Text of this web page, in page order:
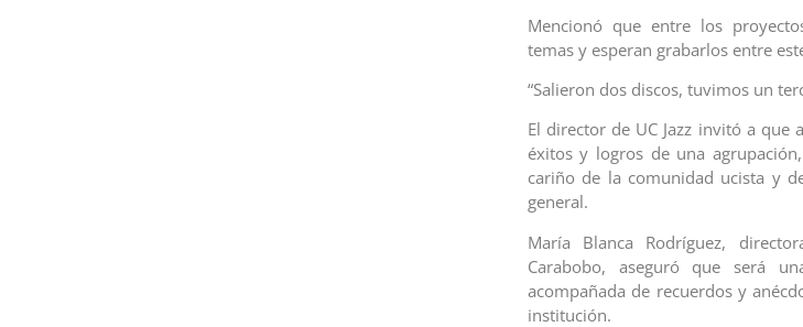
Mencionó que entre los
temas y esperan grabarlos entre
“Salieron dos discos, tuvimos un
El director de UC Jazz invitó a que
éxitos y logros de una
cariño de la comunidad ucista y
general.
María Blanca Rodríguez,
Carabobo, aseguró que será
acompañada de recuerdos y
institución.